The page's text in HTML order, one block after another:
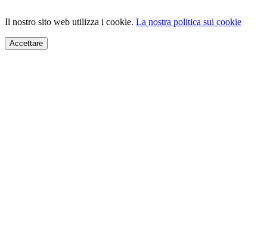
Il nostro sito web utilizza i cookie. La nostra politica sui cookie
Accettare